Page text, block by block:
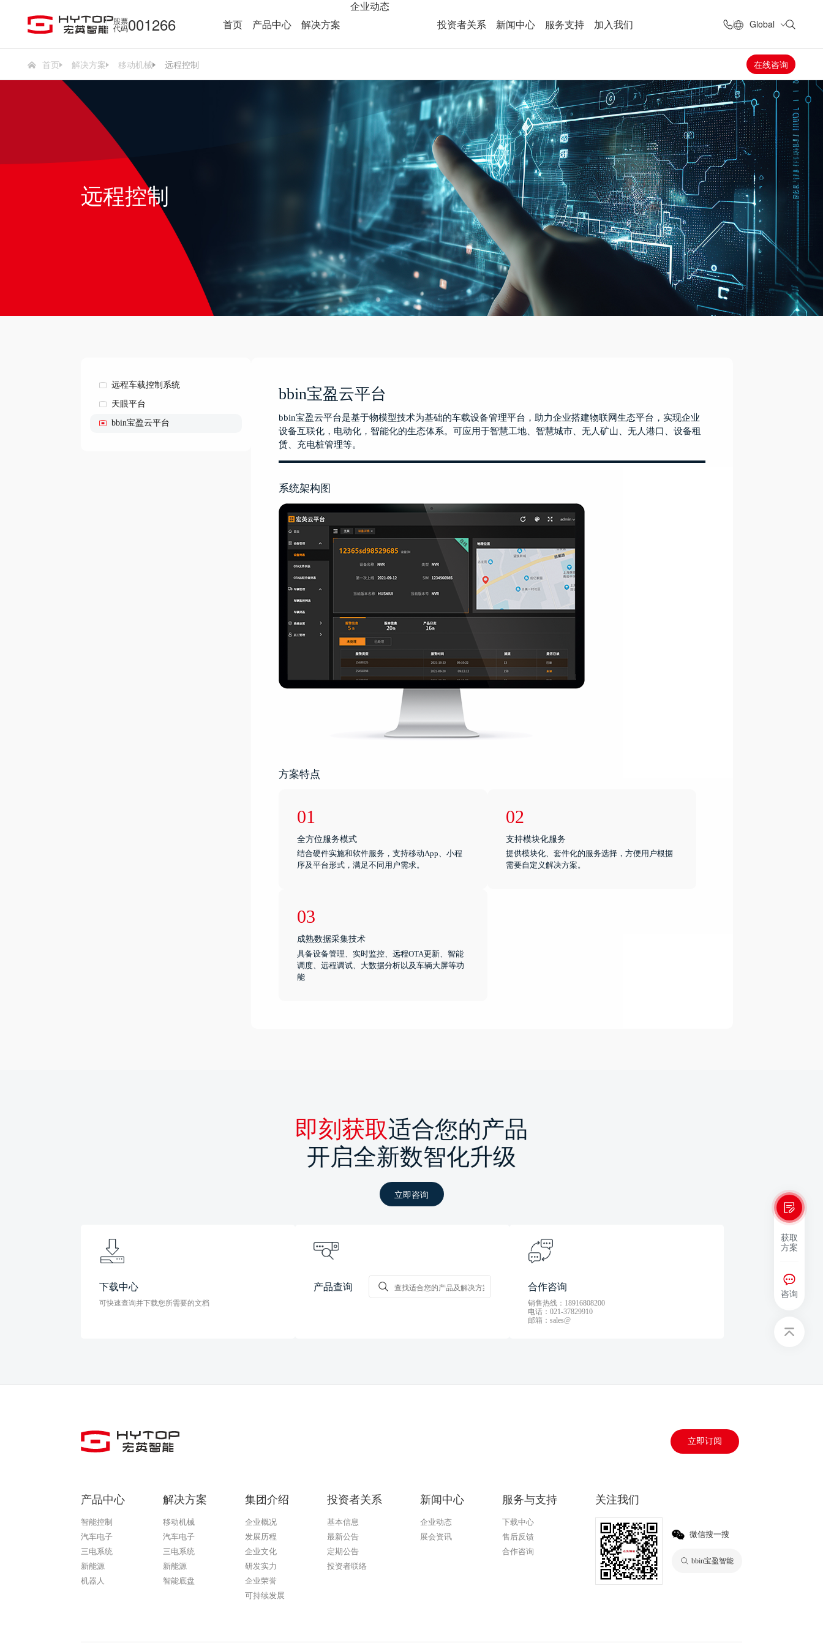
股票
代码001266 首页 产品中心 解决方案
企业动态
投资者关系 新闻中心 服务支持 加入我们 Global
首页 解决方案 移动机械 远程控制 在线咨询
远程控制
远程车载控制系统
天眼平台
bbin宝盈云平台
bbin宝盈云平台
bbin宝盈云平台是基于物模型技术为基础的车载设备管理平台，助力企业搭建物联网生态平台，实现企业
设备互联化，电动化，智能化的生态体系。可应用于智慧工地、智慧城市、无人矿山、无人港口、设备租
赁、充电桩管理等。
系统架构图
方案特点
01
全方位服务模式
结合硬件实施和软件服务，支持移动App、小程
序及平台形式，满足不同用户需求。
02
支持模块化服务
提供模块化、套件化的服务选择，方便用户根据
需要自定义解决方案。
03
成熟数据采集技术
具备设备管理、实时监控、远程OTA更新、智能
调度、远程调试、大数据分析以及车辆大屏等功
能
即刻获取适合您的产品
开启全新数智化升级
立即咨询
下载中心
可快速查询并下载您所需要的文档
产品查询 合作咨询
销售热线：18916808200
电话：021-37829910
邮箱：sales@
获取
方案
咨询
立即订阅
产品中心
智能控制
汽车电子
三电系统
新能源
机器人
解决方案
移动机械
汽车电子
三电系统
新能源
智能底盘
集团介绍
企业概况
发展历程
企业文化
研发实力
企业荣誉
可持续发展
投资者关系
基本信息
最新公告
定期公告
投资者联络
新闻中心
企业动态
展会资讯
服务与支持
下载中心
售后反馈
合作咨询
关注我们
微信搜一搜
bbin宝盈智能